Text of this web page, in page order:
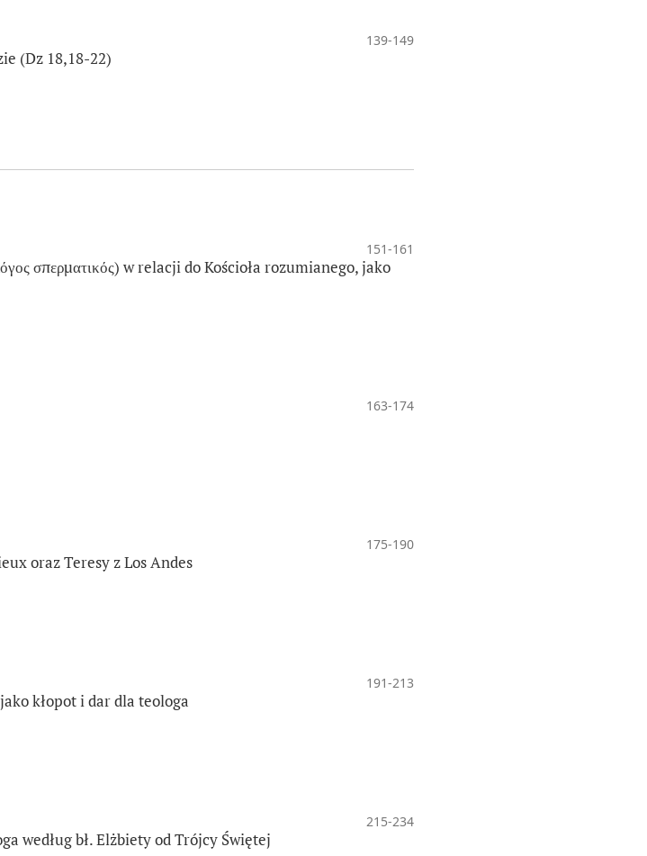
139-149
(Dz 18,18-22)
151-161
σπερματικός) w relacji do Kościoła rozumianego, jako
163-174
175-190
oraz Teresy z Los Andes
191-213
kłopot i dar dla teologa
215-234
według bł. Elżbiety od Trójcy Świętej